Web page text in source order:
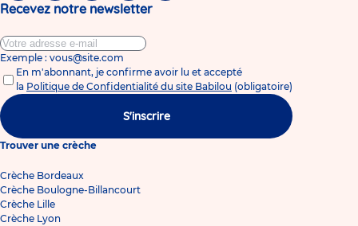
Recevez notre newsletter
Exemple : vous@site.com
En m'abonnant, je confirme avoir lu et accepté
la Politique de Confidentialité du site Babilou (obligatoire)
S'inscrire
Trouver une crèche
Crèche Bordeaux
Crèche Boulogne-Billancourt
Crèche Lille
Crèche Lyon